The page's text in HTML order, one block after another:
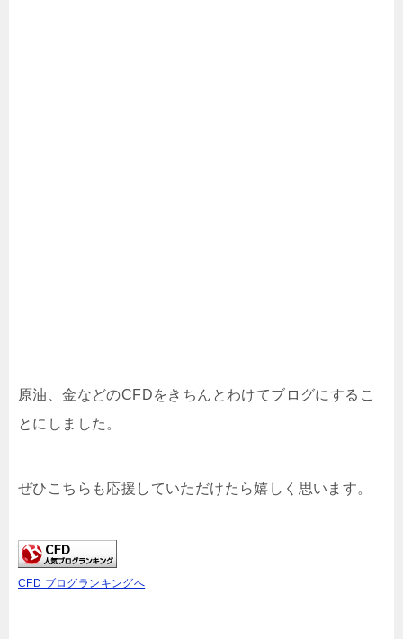
原油、金などのCFDをきちんとわけてブログにするこ
とにしました。
ぜひこちらも応援していただけたら嬉しく思います。
CFD ブログランキングへ